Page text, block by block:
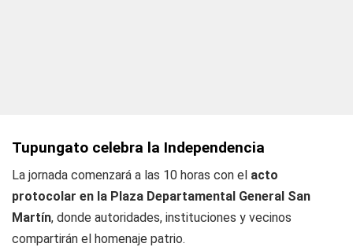
Tupungato celebra la Independencia
La jornada comenzará a las 10 horas con el acto
protocolar en la Plaza Departamental General San
Martín, donde autoridades, instituciones y vecinos
compartirán el homenaje patrio.